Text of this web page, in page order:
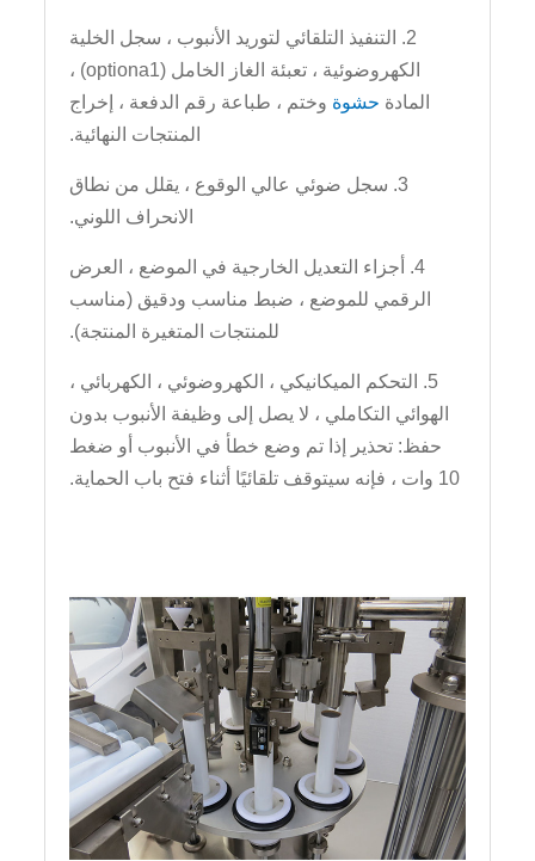
2. التنفيذ التلقائي لتوريد الأنبوب ، سجل الخلية
الكهروضوئية ، تعبئة الغاز الخامل (optiona1) ،
المادة حشوة وختم ، طباعة رقم الدفعة ، إخراج
المنتجات النهائية.
3. سجل ضوئي عالي الوقوع ، يقلل من نطاق
الانحراف اللوني.
4. أجزاء التعديل الخارجية في الموضع ، العرض
الرقمي للموضع ، ضبط مناسب ودقيق (مناسب
للمنتجات المتغيرة المنتجة).
5. التحكم الميكانيكي ، الكهروضوئي ، الكهربائي ،
الهوائي التكاملي ، لا يصل إلى وظيفة الأنبوب بدون
حفظ: تحذير إذا تم وضع خطأ في الأنبوب أو ضغط
10 وات ، فإنه سيتوقف تلقائيًا أثناء فتح باب الحماية.